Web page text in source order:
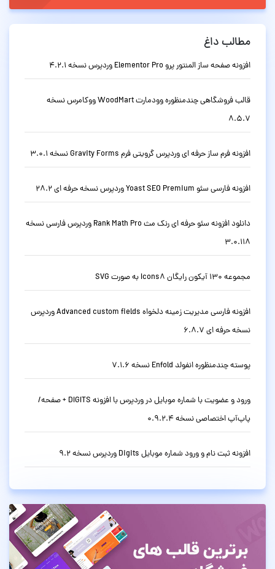
مطالب داغ
افزونه صفحه ساز المنتور پرو Elementor Pro وردپرس نسخه 4.2.1
قالب فروشگاهی چندمنظوره وودمارت WoodMart ووکامرس نسخه
8.5.7
افزونه فرم ساز حرفه ای وردپرس گرویتی فرم Gravity Forms نسخه 3.0.1
افزونه فارسی سئو Yoast SEO Premium وردپرس نسخه حرفه ای 28.2
دانلود افزونه سئو حرفه ای رنک مث Rank Math Pro وردپرس فارسی نسخه
3.0.118
مجموعه 130 آیکون رایگان Icons8 به صورت SVG
افزونه فارسی مدیریت زمینه دلخواه Advanced custom fields وردپرس
نسخه حرفه ای 6.8.7
پوسته چندمنظوره انفولد Enfold نسخه 7.1.6
ورود و عضویت با شماره موبایل در وردپرس با افزونه DIGITS + صفحه/
پاپ‌آپ اختصاصی نسخه 0.9.2.4
افزونه ثبت نام و ورود شماره موبایل Digits وردپرس نسخه 9.2